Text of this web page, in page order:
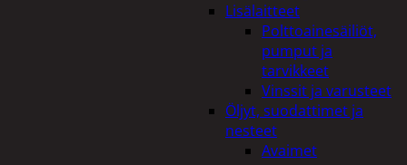
Lisälaitteet
Polttoainesäiliöt,
pumput ja
tarvikkeet
Vinssit ja varusteet
Öljyt, suodattimet ja
nesteet
Avaimet